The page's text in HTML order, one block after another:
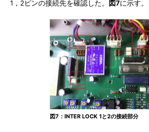
1，2ピンの接続先を確認した。
図7に示す。
図7：INTER LOCK 1と2の接続部分